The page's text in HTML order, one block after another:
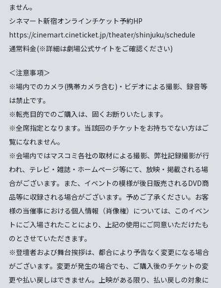
ません。
シネマート新宿オンラインチケット予約HP
https://cinemart.cineticket.jp/theater/shinjuku/schedule
通常料⾦(※詳細は劇場公式サイトをご確認ください)
＜注意事項＞
※場内でのカメラ(携帯カメラ含む)・ビデオによる撮影、録音等
は禁止です。
※転売目的でのご購入は、固くお断りいたします。
※全席指定となります。当該回のチケットをお持ちでない方はご
覧になれません。
※会場内ではマスコミ各社の取材による撮影、弊社記録撮影が行
われ、テレビ・雑誌・ホームページ等にて、放映・掲載される場
合がございます。また、イベントの模様が後日販売されるDVD商
品等に収録される場合がございます。予めご了承ください。お客
様の当催事における個人情報（肖像権）については、このイベン
トにご入場されたことにより、上記の使用にご同意いただけたも
のとさせていただきます。
※登壇者および舞台挨拶は、都合により予告なく変更になる場合
がございます。変更が発生の場合でも、ご購入後のチケットの変
更や払い戻しはできません。上映がある限り、払い戻しの対象に